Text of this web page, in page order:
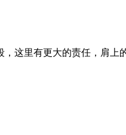
这里有更大的责任，肩上